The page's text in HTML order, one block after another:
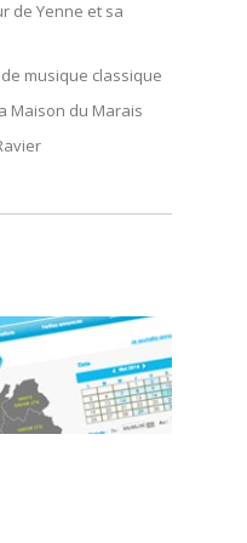
de Yenne et sa
musique classique
Maison du Marais